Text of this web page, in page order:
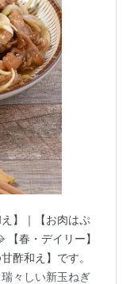
】｜【お肉はぷ
春・デイリー】
酢和え】です。
々しい新玉ねぎ